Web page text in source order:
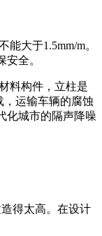
大于1.5mm/m。
全。
料构件，立柱是
运输车辆的腐蚀
化城市的隔声降噪
得太高。在设计